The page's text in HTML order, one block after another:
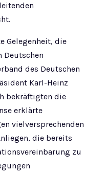
Gelegenheit, die
Deutschen
des Deutschen
Karl-Heinz
bekräftigten die
erklärte
vielversprechenden
die bereits
zu